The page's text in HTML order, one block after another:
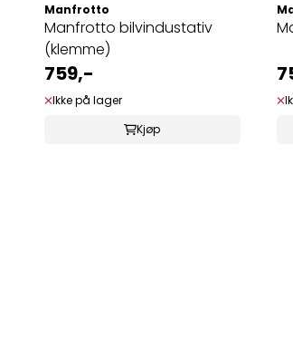
Manfrotto
Manfrotto bilvindustativ
(klemme)
759,-
Ikke på lager
Kjøp